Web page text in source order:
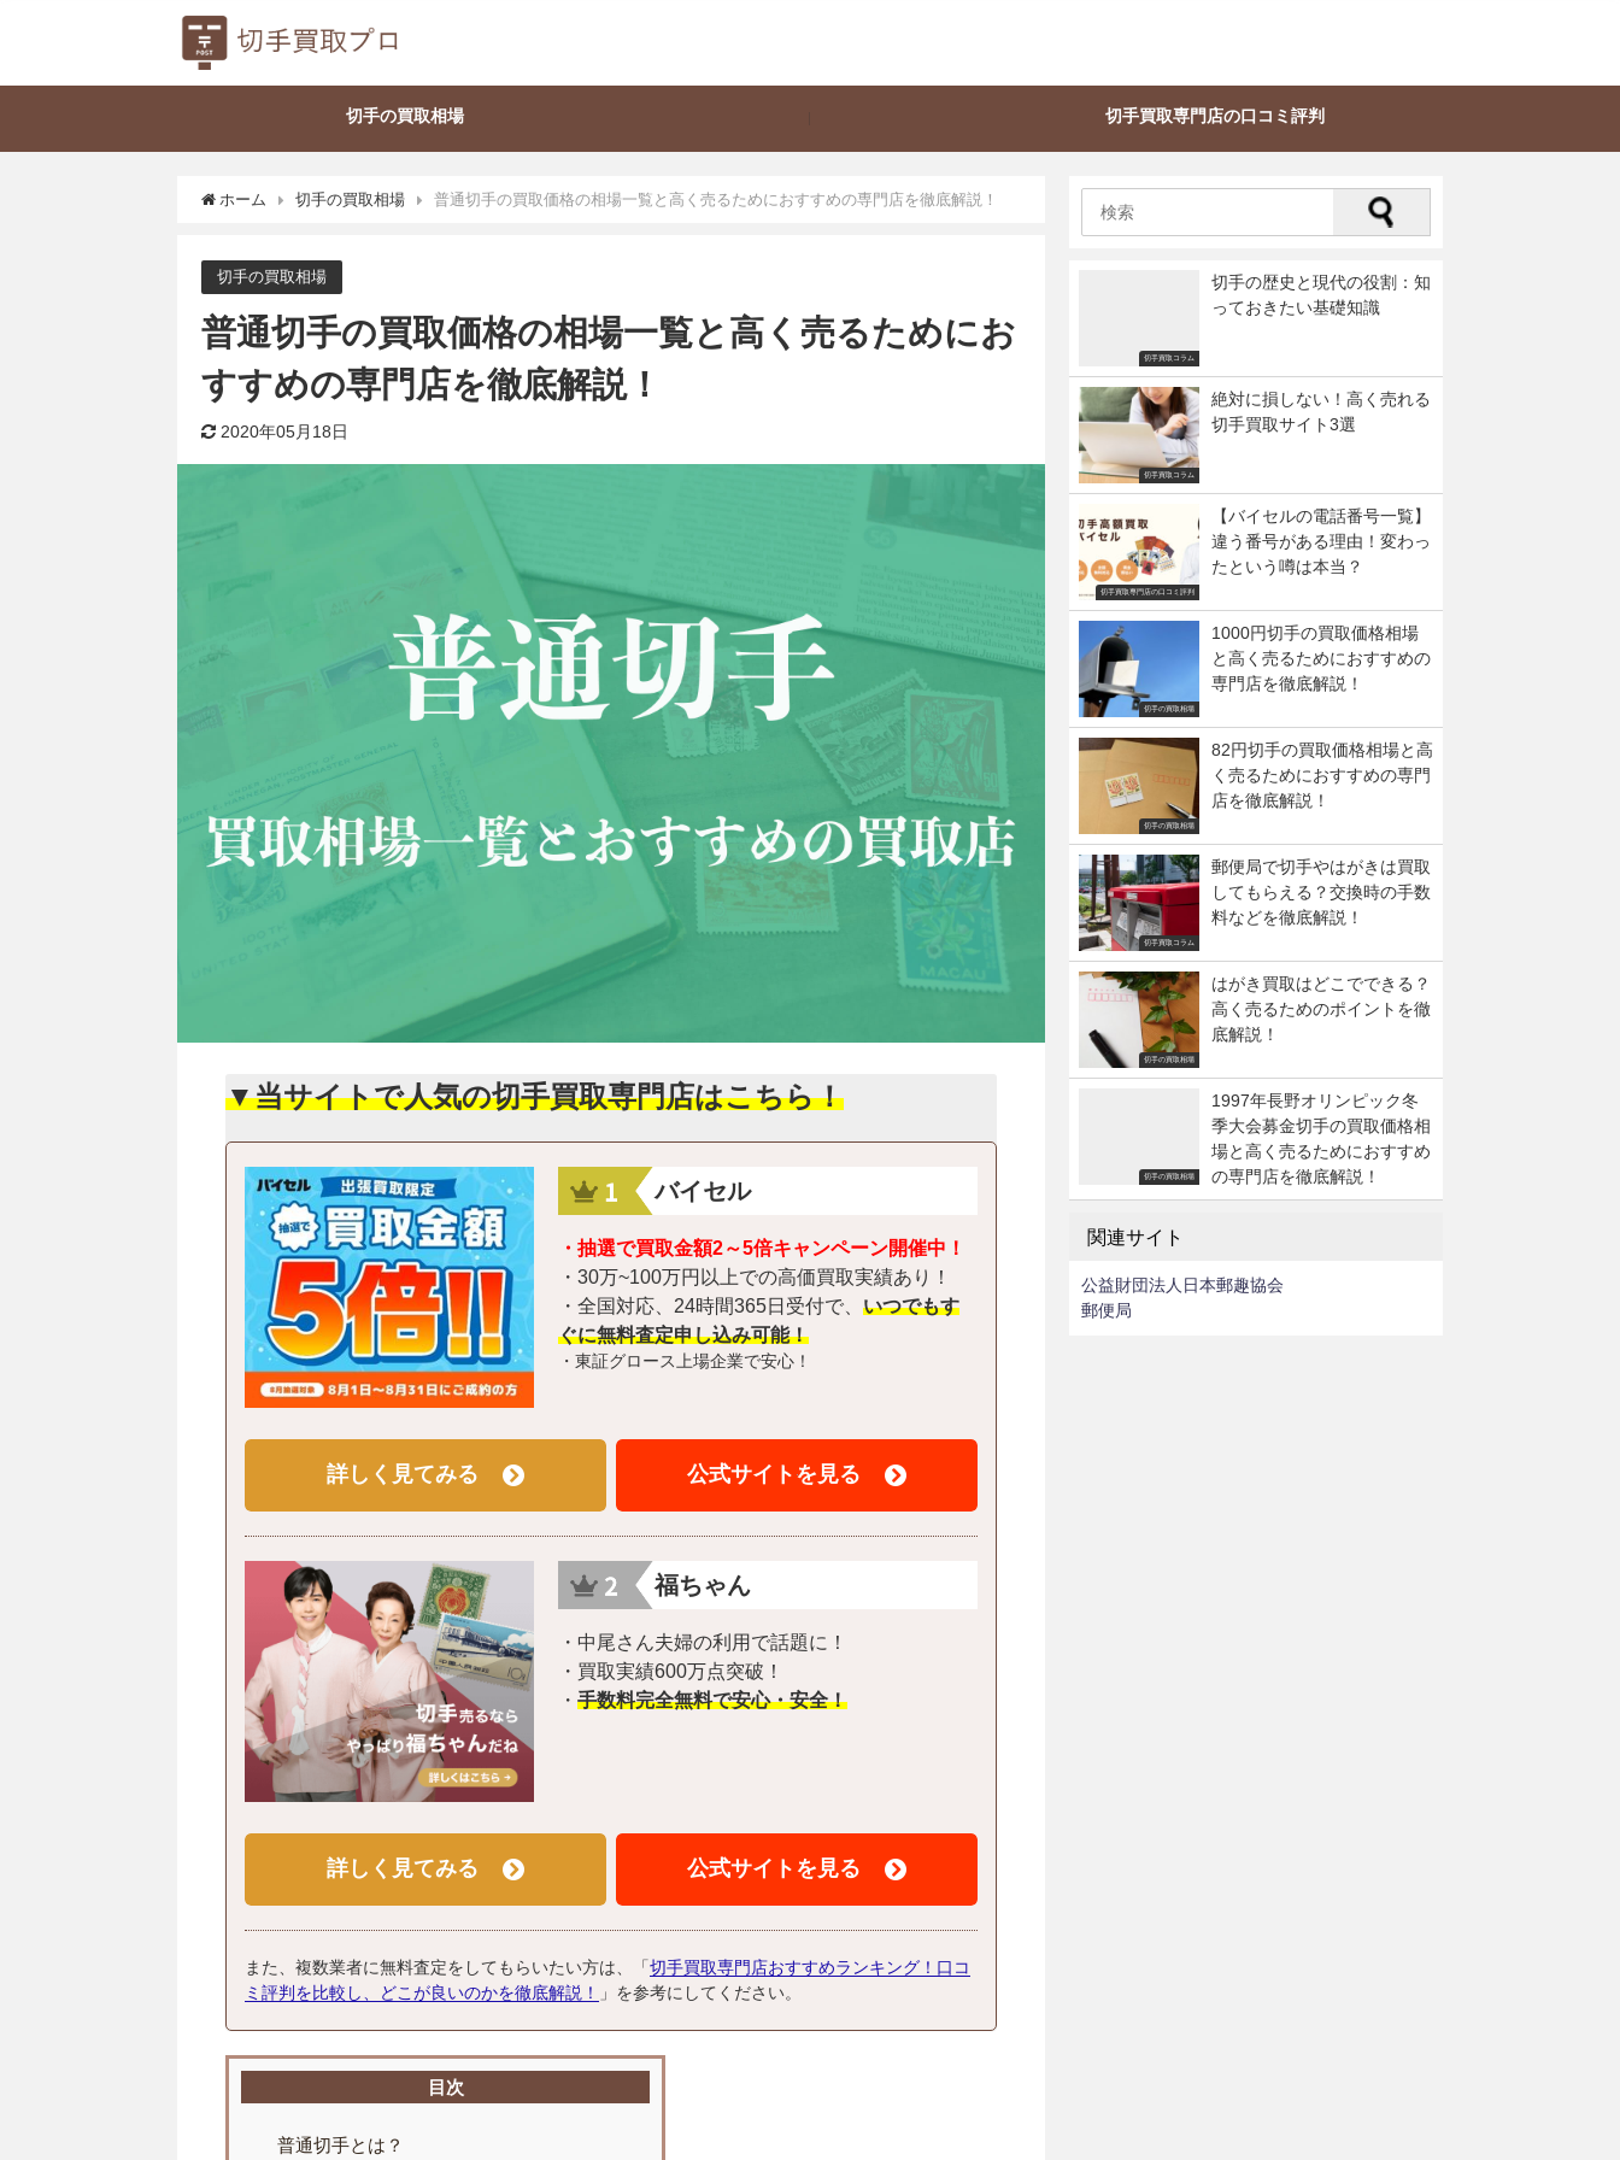
切手の買取相場 切手買取専門店の口コミ評判
ホーム 切手の買取相場 普通切手の買取価格の相場一覧と高く売るためにおすすめの専門店を徹底解説！
切手の買取相場
普通切手の買取価格の相場一覧と高く売るためにお
すすめの専門店を徹底解説！
2020年05月18日
▼当サイトで人気の切手買取専門店はこちら！
バイセル
・抽選で買取金額2～5倍キャンペーン開催中！
・30万~100万円以上での高価買取実績あり！
・全国対応、24時間365日受付で、 いつでもす
ぐに無料査定申し込み可能！
・東証グロース上場企業で安心！
詳しく見てみる 公式サイトを見る
福ちゃん
・中尾さん夫婦の利用で話題に！
・買取実績600万点突破！
・ 手数料完全無料で安心・安全！
詳しく見てみる 公式サイトを見る
また、複数業者に無料査定をしてもらいたい方は、「切手買取専門店おすすめランキング！口コ
ミ評判を比較し、どこが良いのかを徹底解説！
」を参考にしてください。
目次
普通切手とは？
切手買取コラム
切手の歴史と現代の役割：知
っておきたい基礎知識
切手買取コラム
絶対に損しない！高く売れる
切手買取サイト3選
切手買取専門店の口コミ評判
【バイセルの電話番号一覧】
違う番号がある理由！変わっ
たという噂は本当？
切手の買取相場
1000円切手の買取価格相場
と高く売るためにおすすめの
専門店を徹底解説！
切手の買取相場
82円切手の買取価格相場と高
く売るためにおすすめの専門
店を徹底解説！
切手買取コラム
郵便局で切手やはがきは買取
してもらえる？交換時の手数
料などを徹底解説！
切手の買取相場
はがき買取はどこでできる？
高く売るためのポイントを徹
底解説！
切手の買取相場
1997年長野オリンピック冬
季大会募金切手の買取価格相
場と高く売るためにおすすめ
の専門店を徹底解説！
関連サイト
公益財団法人日本郵趣協会
郵便局